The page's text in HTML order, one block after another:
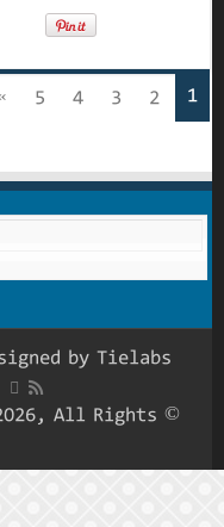
1
2
3
4
5
by Tielabs
All Rights